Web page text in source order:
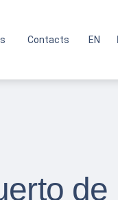
Contacts EN
de